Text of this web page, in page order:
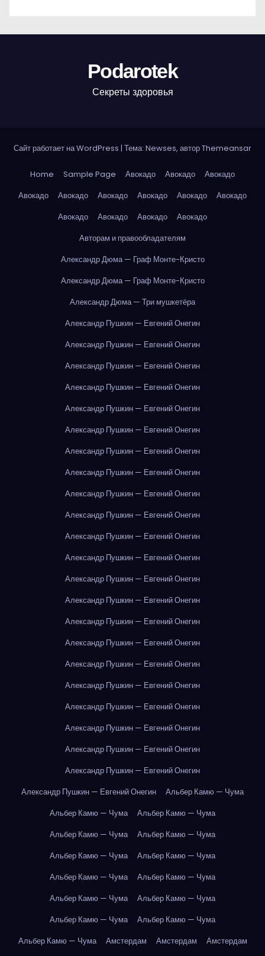
Podarotek
Секреты здоровья
Сайт работает на WordPress | Тема: Newses, авторThemeansar
Home Sample Page Авокадо Авокадо
Авокадо
Авокадо
Авокадо Авокадо Авокадо Авокадо
Авокадо
Авокадо
Авокадо Авокадо
Авокадо
Авторам и правообладателям
Александр Дюма — Граф Монте-Кристо
Александр Дюма — Граф Монте-Кристо
Александр Дюма — Три мушкетёра
Александр Пушкин — Евгений Онегин
Александр Пушкин — Евгений Онегин
Александр Пушкин — Евгений Онегин
Александр Пушкин — Евгений Онегин
Александр Пушкин — Евгений Онегин
Александр Пушкин — Евгений Онегин
Александр Пушкин — Евгений Онегин
Александр Пушкин — Евгений Онегин
Александр Пушкин — Евгений Онегин
Александр Пушкин — Евгений Онегин
Александр Пушкин — Евгений Онегин
Александр Пушкин — Евгений Онегин
Александр Пушкин — Евгений Онегин
Александр Пушкин — Евгений Онегин
Александр Пушкин — Евгений Онегин
Александр Пушкин — Евгений Онегин
Александр Пушкин — Евгений Онегин
Александр Пушкин — Евгений Онегин
Александр Пушкин — Евгений Онегин
Александр Пушкин — Евгений Онегин
Александр Пушкин — Евгений Онегин
Александр Пушкин — Евгений Онегин
Александр Пушкин — Евгений Онегин
Альбер Камю — Чума
Альбер Камю — Чума
Альбер Камю — Чума
Альбер Камю — Чума
Альбер Камю — Чума
Альбер Камю — Чума
Альбер Камю — Чума
Альбер Камю — Чума
Альбер Камю — Чума
Альбер Камю — Чума
Альбер Камю — Чума
Альбер Камю — Чума
Альбер Камю — Чума
Альбер Камю — Чума
Амстердам Амстердам
Амстердам